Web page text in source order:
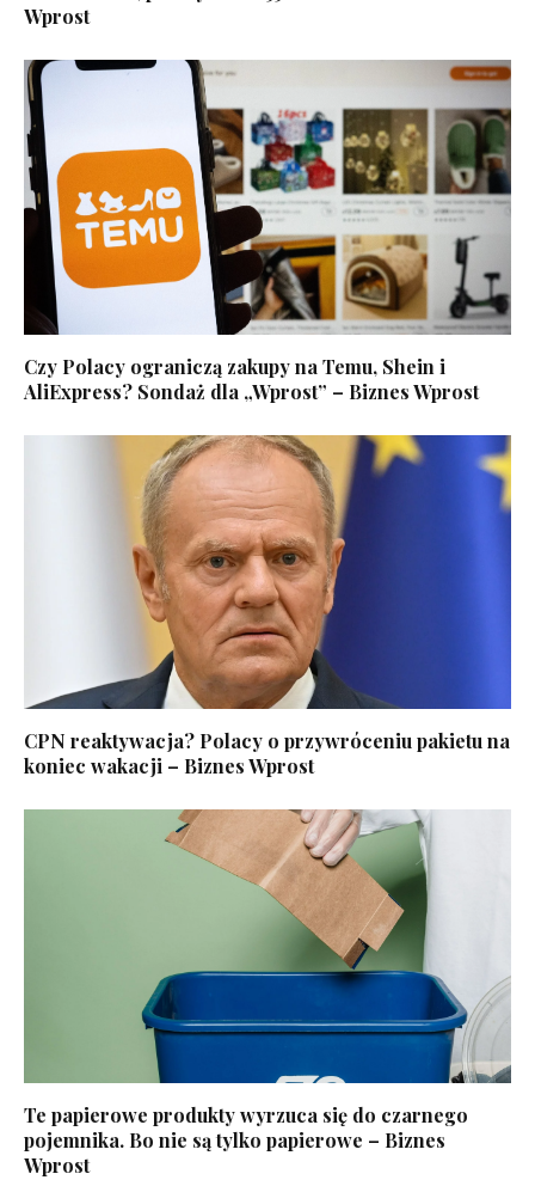
Wprost
Czy Polacy ograniczą zakupy na Temu, Shein i
AliExpress? Sondaż dla „Wprost” – Biznes Wprost
CPN reaktywacja? Polacy o przywróceniu pakietu na
koniec wakacji – Biznes Wprost
Te papierowe produkty wyrzuca się do czarnego
pojemnika. Bo nie są tylko papierowe – Biznes
Wprost